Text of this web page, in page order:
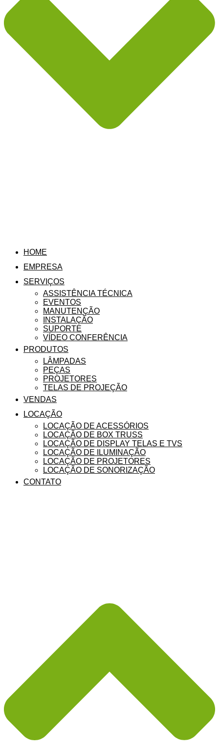
HOME
EMPRESA
SERVIÇOS
ASSISTÊNCIA TÉCNICA
EVENTOS
MANUTENÇÃO
INSTALAÇÃO
SUPORTE
VÍDEO CONFERÊNCIA
PRODUTOS
LÂMPADAS
PEÇAS
PROJETORES
TELAS DE PROJEÇÃO
VENDAS
LOCAÇÃO
LOCAÇÃO DE ACESSÓRIOS
LOCAÇÃO DE BOX TRUSS
LOCAÇÃO DE DISPLAY TELAS E TVS
LOCAÇÃO DE ILUMINAÇÃO
LOCAÇÃO DE PROJETORES
LOCAÇÃO DE SONORIZAÇÃO
CONTATO